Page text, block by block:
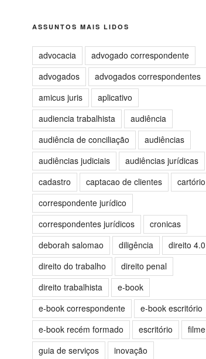
ASSUNTOS MAIS LIDOS
advocacia
advogado correspondente
advogados
advogados correspondentes
amicus juris
aplicativo
audiencia trabalhista
audiência
audiência de conciliação
audiências
audiências judiciais
audiências jurídicas
cadastro
captacao de clientes
cartório
correspondente jurídico
correspondentes jurídicos
cronicas
deborah salomao
diligência
direito 4.0
direito do trabalho
direito penal
direito trabalhista
e-book
e-book correspondente
e-book escritório
e-book recém formado
escritório
filme
guia de serviços
inovação